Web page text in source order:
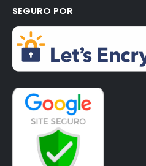
SEGURO POR